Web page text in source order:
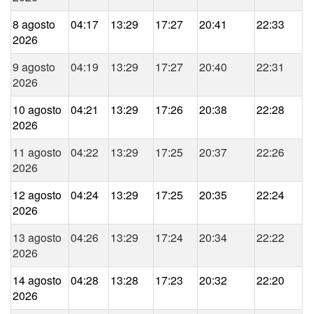
8 agosto
2026
04:17 13:29 17:27 20:41 22:33
9 agosto
2026
04:19 13:29 17:27 20:40 22:31
10 agosto
2026
04:21 13:29 17:26 20:38 22:28
11 agosto
2026
04:22 13:29 17:25 20:37 22:26
12 agosto
2026
04:24 13:29 17:25 20:35 22:24
13 agosto
2026
04:26 13:29 17:24 20:34 22:22
14 agosto
2026
04:28 13:28 17:23 20:32 22:20